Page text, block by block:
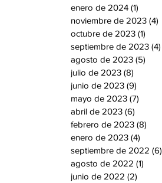
enero de 2024 (1)
noviembre de 2023 (4)
octubre de 2023 (1)
septiembre de 2023 (4)
agosto de 2023 (5)
julio de 2023 (8)
junio de 2023 (9)
mayo de 2023 (7)
abril de 2023 (6)
febrero de 2023 (8)
enero de 2023 (4)
septiembre de 2022 (6)
agosto de 2022 (1)
junio de 2022 (2)